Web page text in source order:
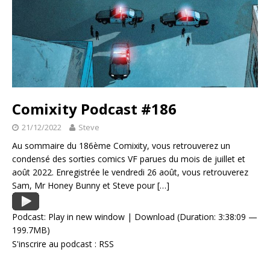
Comixity Podcast #186
21/12/2022 Steve
Au sommaire du 186ème Comixity, vous retrouverez un
condensé des sorties comics VF parues du mois de juillet et
août 2022. Enregistrée le vendredi 26 août, vous retrouverez
Sam, Mr Honey Bunny et Steve pour[…]
Podcast: Play in new window | Download (Duration: 3:38:09 —
199.7MB)
S'inscrire au podcast : RSS